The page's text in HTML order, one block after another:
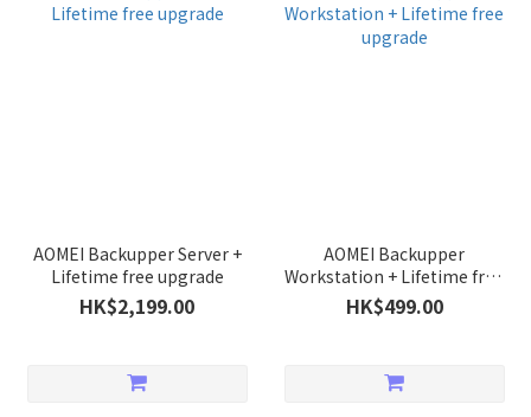
AOMEI Backupper Server +
Lifetime free upgrade
HK$2,199.00
AOMEI Backupper
Workstation + Lifetime free
upgrade
HK$499.00